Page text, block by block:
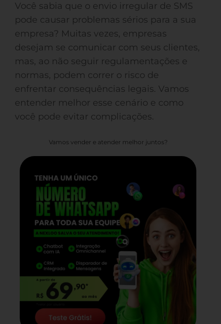
Você sabia que o envio irregular de SMS
pode causar problemas sérios para a sua
empresa? Muitas vezes, empresas
desejam se comunicar com seus clientes,
mas, ao não seguir regulamentações e
normas, podem correr o risco de
enfrentar consequências legais. Vamos
entender melhor esse cenário e como
você pode evitar complicações.
Vamos vender e atender melhor juntos?